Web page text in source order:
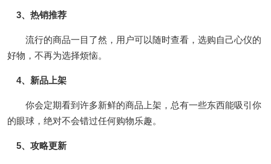
3、热销推荐
流行的商品一目了然，用户可以随时查看，选购自己心仪的
好物，不再为选择烦恼。
4、新品上架
你会定期看到许多新鲜的商品上架，总有一些东西能吸引你
的眼球，绝对不会错过任何购物乐趣。
5、攻略更新